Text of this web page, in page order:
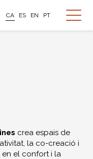
CA ES EN PT
crea espais de
la co-creació i
en el confort i la